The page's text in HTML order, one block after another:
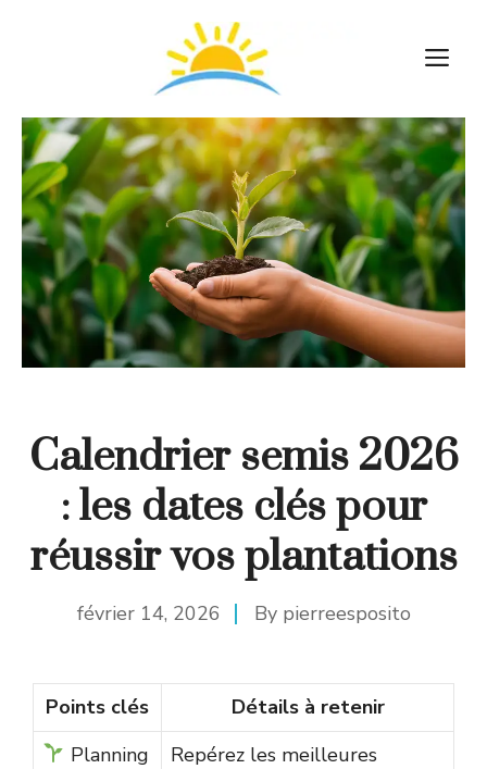
Calendrier semis 2026
: les dates clés pour
réussir vos plantations
février 14, 2026 By pierreesposito
Points clés
Détails à retenir
Planning
Repérez les meilleures